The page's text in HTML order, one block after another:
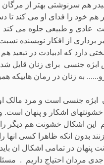
هم سرنوشتی بهتر از
هم خود را فدای او می کند تا
عادی و طبیعی جلوه می کند
برداری از افکار نویسنده
دارد که ادبیادت در تبعید
جنسی برای زنان قایل
به زنان در رمان هاییکه
ابژه جنسی است و مرد مالک
اشکار و پنهان است.
این اشکال خشونت هم دیگر
بدون انکه ظاهرا کسی انها
پنهان در تمامی اشکال ان
جدی مردان احتیاج داریم .